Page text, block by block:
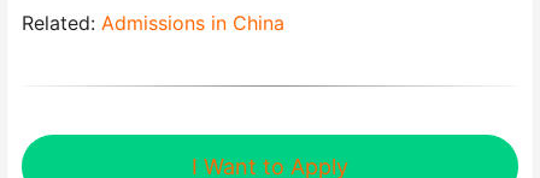
Related: Admissions in China
I Want to Apply